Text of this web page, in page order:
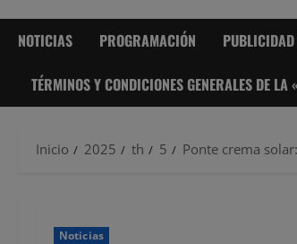
NOTICIAS PROGRAMACIÓN
TÉRMINOS Y CONDICIONES GENERALES DE
Inicio 2025 th 5 Ponte crema
Noticias